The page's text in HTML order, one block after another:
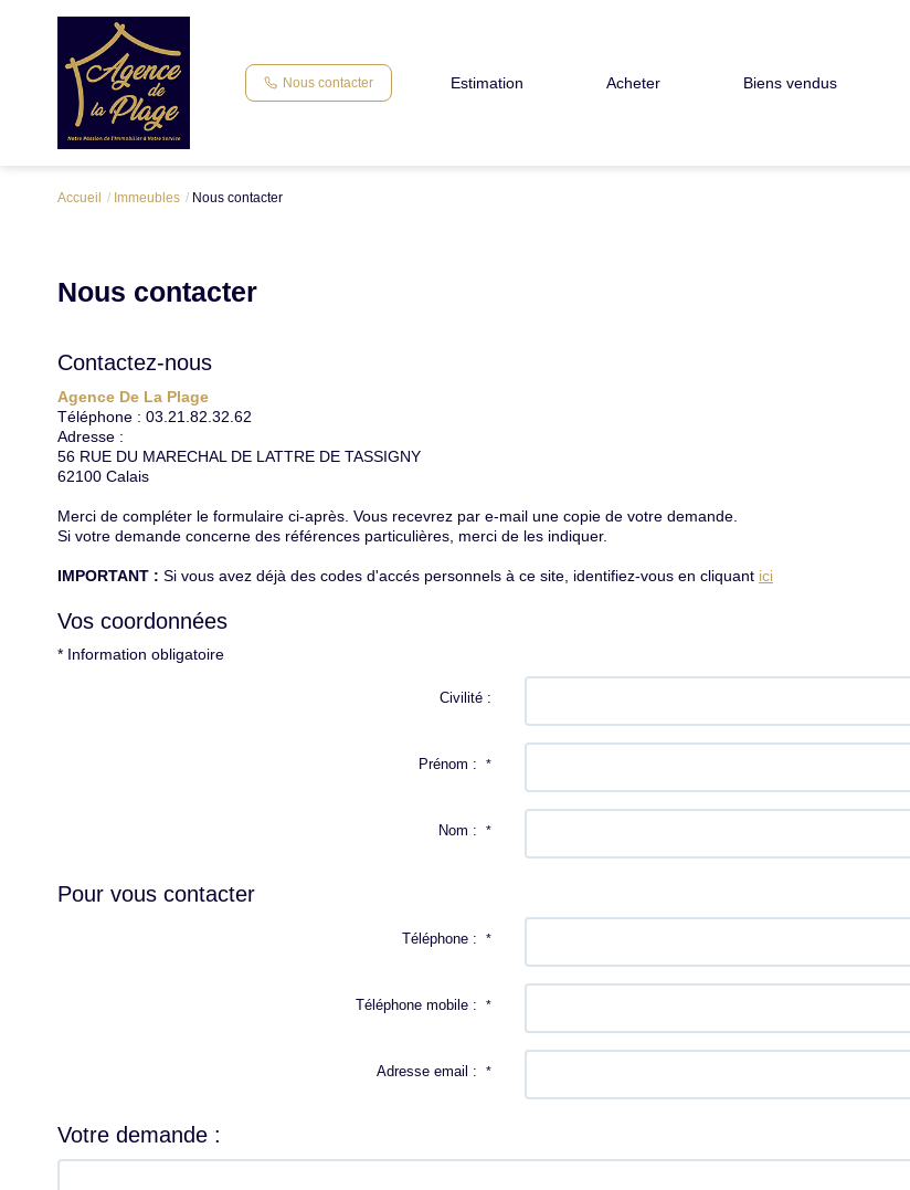
Nous contacter Estimation Acheter Biens vendus
Accueil Immeubles Nous contacter
Nous contacter
Contactez-nous
Agence De La Plage
Téléphone : 03.21.82.32.62
Adresse :
56 RUE DU MARECHAL DE LATTRE DE TASSIGNY
62100 Calais
Merci de compléter le formulaire ci-après. Vous recevrez par e-mail une copie de votre demande.
Si votre demande concerne des références particulières, merci de les indiquer.
IMPORTANT : Si vous avez déjà des codes d'accés personnels à ce site, identifiez-vous en cliquant ici
Vos coordonnées
* Information obligatoire
Civilité :
Prénom :*
Nom :*
Pour vous contacter
Téléphone :*
Téléphone mobile :*
Adresse email :*
Votre demande :